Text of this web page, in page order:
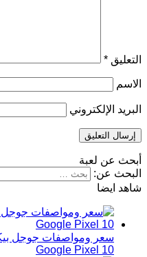
التعليق *
الاسم
البريد الإلكتروني
أبحث عن لعبة
البحث عن:
شاهد ايضا
Google Pixel 10